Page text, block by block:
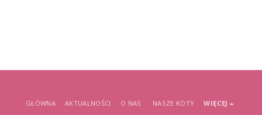
GŁÓWNA AKTUALNOŚCI O NAS NASZE KOTY WIĘCEJ